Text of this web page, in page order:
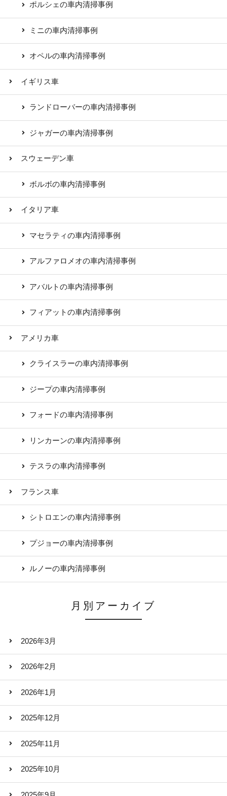
ポルシェの車内清掃事例
ミニの車内清掃事例
オペルの車内清掃事例
イギリス車
ランドローバーの車内清掃事例
ジャガーの車内清掃事例
スウェーデン車
ボルボの車内清掃事例
イタリア車
マセラティの車内清掃事例
アルファロメオの車内清掃事例
アバルトの車内清掃事例
フィアットの車内清掃事例
アメリカ車
クライスラーの車内清掃事例
ジープの車内清掃事例
フォードの車内清掃事例
リンカーンの車内清掃事例
テスラの車内清掃事例
フランス車
シトロエンの車内清掃事例
プジョーの車内清掃事例
ルノーの車内清掃事例
月別アーカイブ
2026年3月
2026年2月
2026年1月
2025年12月
2025年11月
2025年10月